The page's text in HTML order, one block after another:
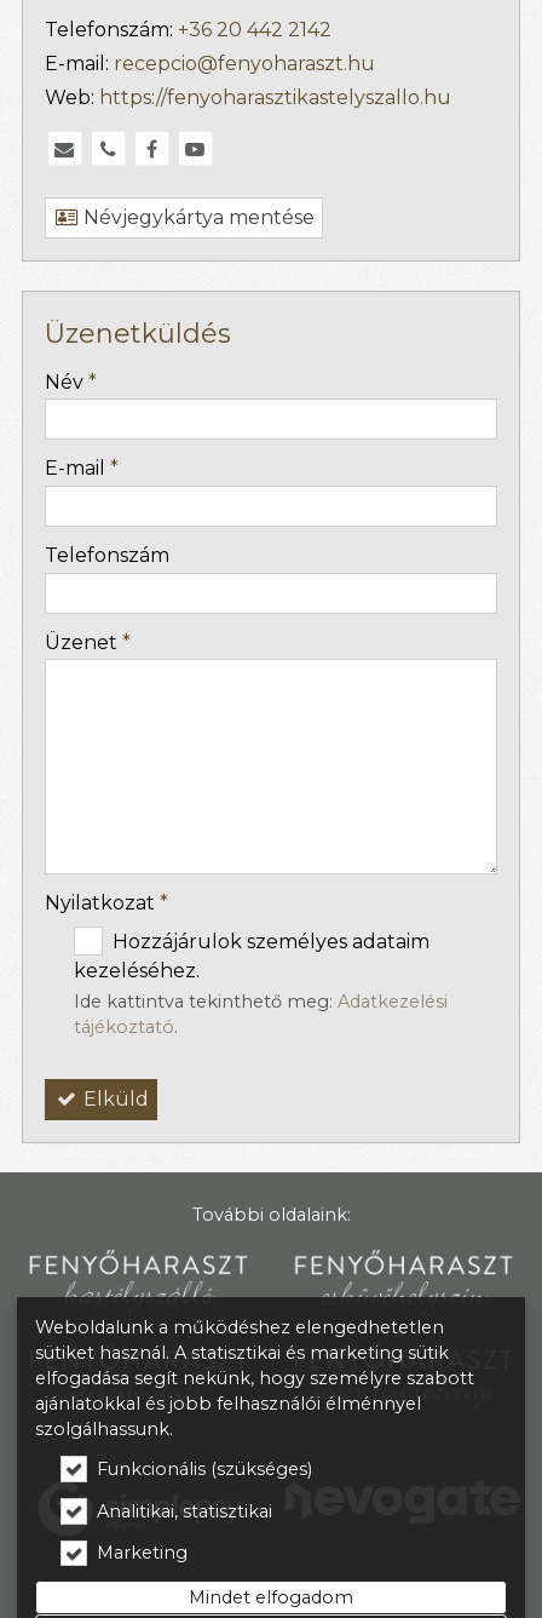
Telefonszám: +36 20 442 2142
E-mail: recepcio@fenyoharaszt.hu
Web: https://fenyoharasztikastelyszallo.hu
Névjegykártya mentése
Üzenetküldés
-
Név *
E-mail *
Telefonszám
Üzenet *
Nyilatkozat *
Hozzájárulok személyes adataim
kezeléséhez.
Ide kattintva tekinthető meg: Adatkezelési
tájékoztató.
Elküld
További oldalaink:
Weboldalunk a működéshez elengedhetetlen
sütiket használ. A statisztikai és marketing sütik
elfogadása segít nekünk, hogy személyre szabott
ajánlatokkal és jobb felhasználói élménnyel
szolgálhassunk.
Funkcionális (szükséges)
Analitikai, statisztikai
Marketing
Mindet elfogadom